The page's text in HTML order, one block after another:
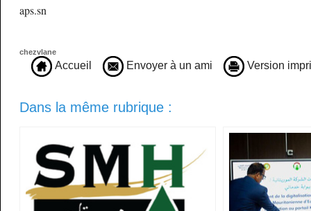
aps.sn
chezvlane
Accueil Envoyer à un ami Version
Dans la même rubrique :